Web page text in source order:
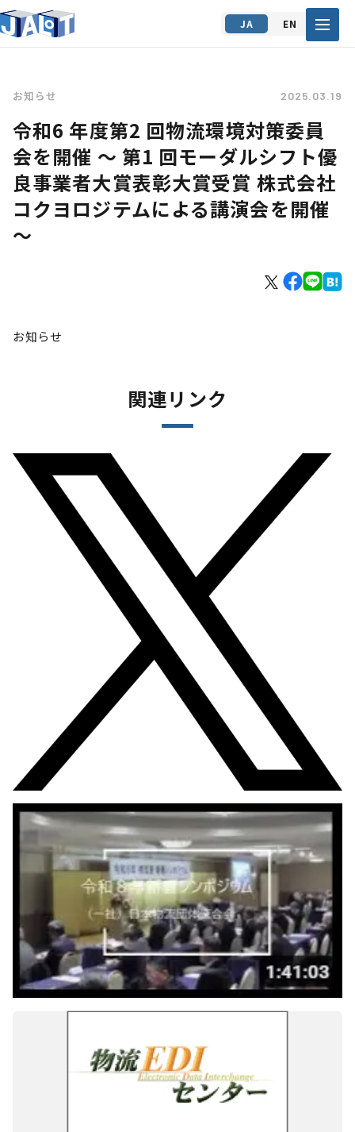
JA EN
お知らせ 2025.03.19
令和6 年度第2 回物流環境対策委員
会を開催 ～ 第1 回モーダルシフト優
良事業者大賞表彰大賞受賞 株式会社
コクヨロジテムによる講演会を開催
～
お知らせ
関連リンク